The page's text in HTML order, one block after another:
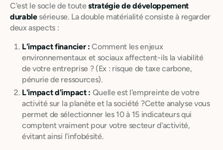
C'est le socle de toutestratégie de développement
durablesérieuse. La double matérialité consiste à regarder
deux aspects :
L'impact financier : Comment les enjeux
environnementaux et sociaux affectent-ils la viabilité
de votre entreprise ? (Ex : risque de taxe carbone,
pénurie de ressources).
L'impact d'impact : Quelle est l'empreinte de votre
activité sur la planète et la société ?Cette analyse vous
permet de sélectionner les 10 à 15 indicateurs qui
comptent vraiment pour votre secteur d'activité,
évitant ainsi l'infobésité.